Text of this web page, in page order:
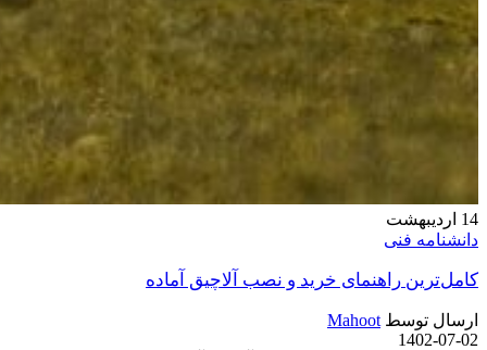
14 اردیبهشت
دانشنامه فنی
کامل‌ترین راهنمای خرید و نصب آلاچیق آماده
ارسال توسط Mahoot
1402-07-02